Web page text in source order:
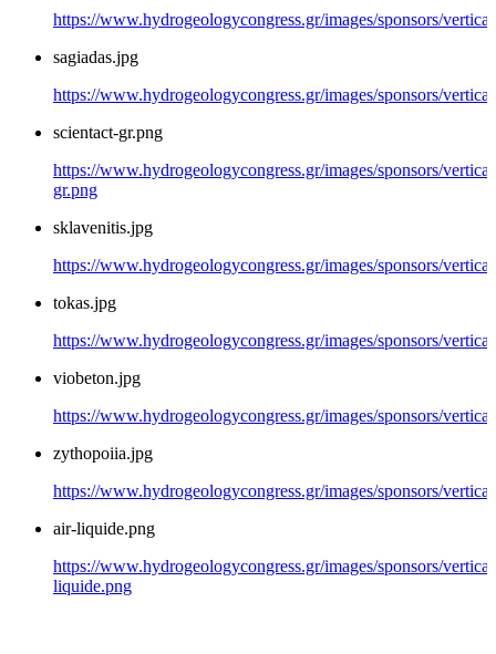
https://www.hydrogeologycongress.gr/images/sponsors/
sagiadas.jpg
https://www.hydrogeologycongress.gr/images/sponsors/
scientact-gr.png
https://www.hydrogeologycongress.gr/images/sponsors/
gr.png
sklavenitis.jpg
https://www.hydrogeologycongress.gr/images/sponsors/
tokas.jpg
https://www.hydrogeologycongress.gr/images/sponsors/
viobeton.jpg
https://www.hydrogeologycongress.gr/images/sponsors/
zythopoiia.jpg
https://www.hydrogeologycongress.gr/images/sponsors/
air-liquide.png
https://www.hydrogeologycongress.gr/images/sponsors/
liquide.png